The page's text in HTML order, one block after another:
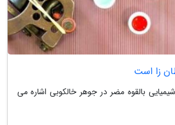
زا است
بالقوه مضر در جوهر خالکوبی اشاره می